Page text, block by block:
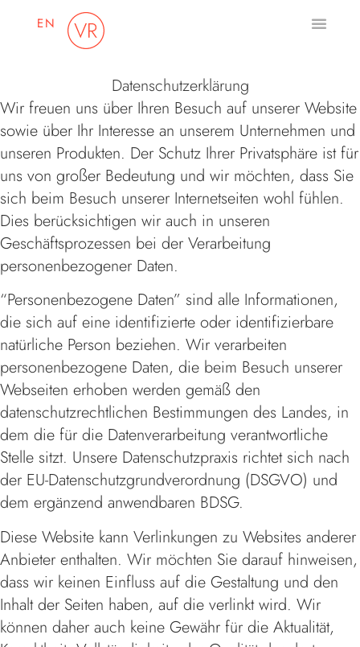
EN
Datenschutz­erklärung
Wir freuen uns über Ihren Besuch auf unserer Website
sowie über Ihr Interesse an unserem Unternehmen und
unseren Produkten. Der Schutz Ihrer Privatsphäre ist für
uns von großer Bedeutung und wir möchten, dass Sie
sich beim Besuch unserer Internetseiten wohl fühlen.
Dies berücksichtigen wir auch in unseren
Geschäftsprozessen bei der Verarbeitung
personenbezogener Daten.
“Personenbezogene Daten” sind alle Informationen,
die sich auf eine identifizierte oder identifizierbare
natürliche Person beziehen. Wir verarbeiten
personenbezogene Daten, die beim Besuch unserer
Webseiten erhoben werden gemäß den
datenschutzrechtlichen Bestimmungen des Landes, in
dem die für die Datenverarbeitung verantwortliche
Stelle sitzt. Unsere Datenschutzpraxis richtet sich nach
der EU-Datenschutzgrundverordnung (DSGVO) und
dem ergänzend anwendbaren BDSG.
Diese Website kann Verlinkungen zu Websites anderer
Anbieter enthalten. Wir möchten Sie darauf hinweisen,
dass wir keinen Einfluss auf die Gestaltung und den
Inhalt der Seiten haben, auf die verlinkt wird. Wir
können daher auch keine Gewähr für die Aktualität,